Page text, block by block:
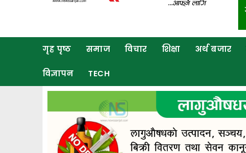
गृह पृष्ठ समाज विचार शिक्षा अर्थ बजार
विज्ञापन TECH
राजनीति